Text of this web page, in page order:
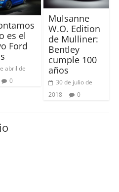
es el
Ford
abril de
0
Mulsanne
W.O. Edition
de Mulliner:
Bentley
cumple 100
años
30 de julio de
2018
0